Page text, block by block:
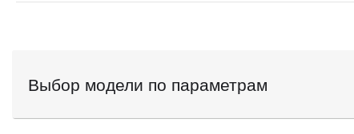
Выбор модели по параметрам